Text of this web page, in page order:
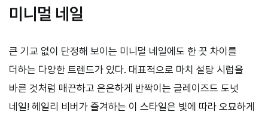
미니멀 네일
큰 기교 없이 단정해 보이는 미니멀 네일에도 한 끗 차이를
더하는 다양한 트렌드가 있다. 대표적으로 마치 설탕 시럽을
바른 것처럼 매끈하고 은은하게 반짝이는 글레이즈드 도넛
네일! 헤일리 비버가 즐겨하는 이 스타일은 빛에 따라 오묘하게